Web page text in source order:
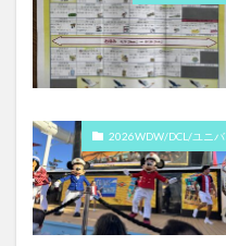
2026WDW/DCL/ユニバ